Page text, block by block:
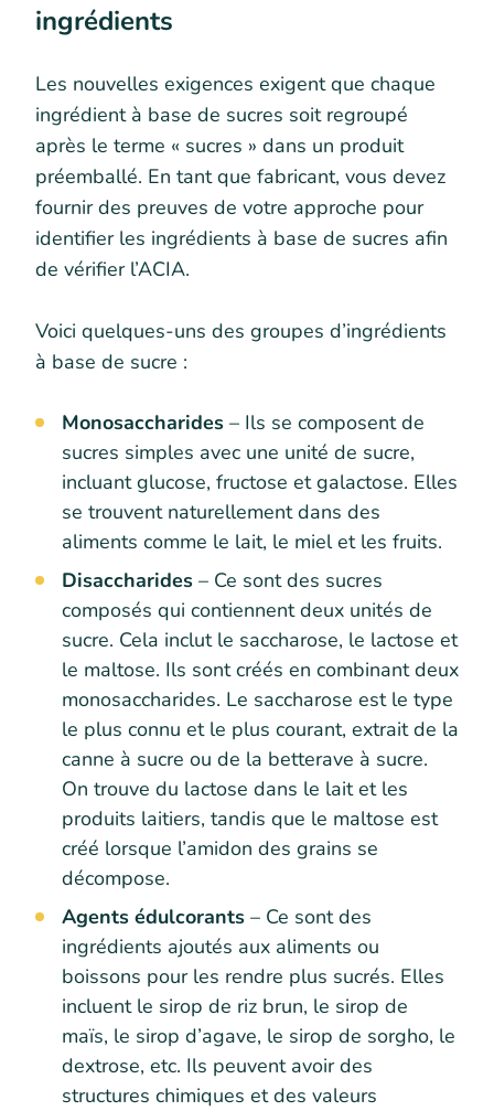
ingrédients
Les nouvelles exigences exigent que chaque
ingrédient à base de sucres soit regroupé
après le terme « sucres » dans un produit
préemballé. En tant que fabricant, vous devez
fournir des preuves de votre approche pour
identifier les ingrédients à base de sucres afin
de vérifier l’ACIA.
Voici quelques-uns des groupes d’ingrédients
à base de sucre :
Monosaccharides – Ils se composent de
sucres simples avec une unité de sucre,
incluant glucose, fructose et galactose. Elles
se trouvent naturellement dans des
aliments comme le lait, le miel et les fruits.
Disaccharides – Ce sont des sucres
composés qui contiennent deux unités de
sucre. Cela inclut le saccharose, le lactose et
le maltose. Ils sont créés en combinant deux
monosaccharides. Le saccharose est le type
le plus connu et le plus courant, extrait de la
canne à sucre ou de la betterave à sucre.
On trouve du lactose dans le lait et les
produits laitiers, tandis que le maltose est
créé lorsque l’amidon des grains se
décompose.
Agents édulcorants – Ce sont des
ingrédients ajoutés aux aliments ou
boissons pour les rendre plus sucrés. Elles
incluent le sirop de riz brun, le sirop de
maïs, le sirop d’agave, le sirop de sorgho, le
dextrose, etc. Ils peuvent avoir des
structures chimiques et des valeurs